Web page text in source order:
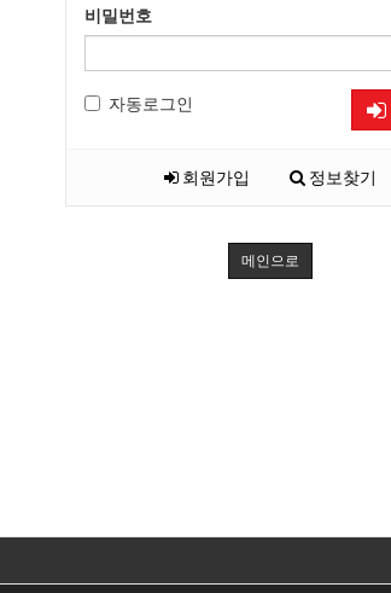
비밀번호
자동로그인
회원가입 정보찾기
메인으로